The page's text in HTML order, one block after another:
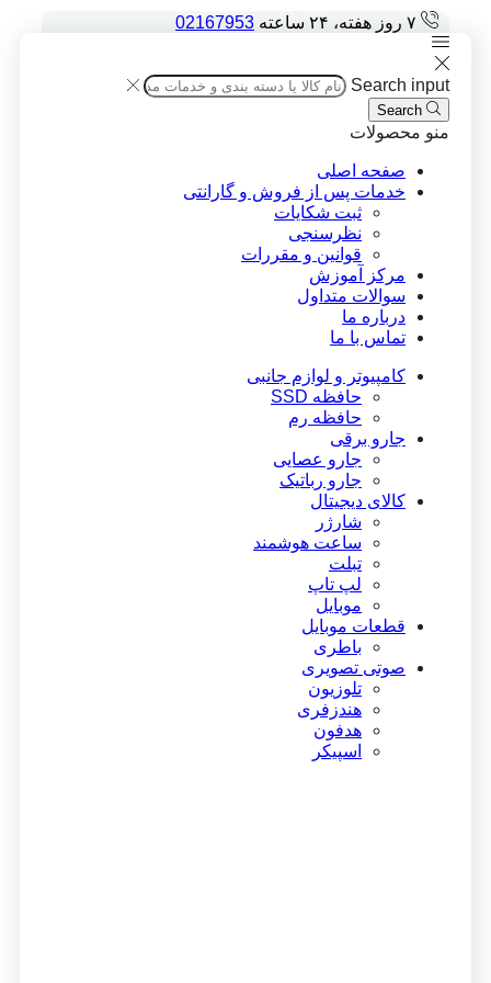
۷ روز هفته، ۲۴ ساعته 02167953
Search input
Search
منو محصولات
صفحه اصلی
خدمات پس از فروش و گارانتی
ثبت شکایات
نظرسنجی
قوانین و مقررات
مرکز آموزش
سوالات متداول
درباره ما
تماس با ما
کامپیوتر و لوازم جانبی
حافظه SSD
حافظه رم
جارو برقی
جارو عصایی
جارو رباتیک
کالای دیجیتال
شارژر
ساعت هوشمند
تبلت
لپ تاپ
موبایل
قطعات موبایل
باطری
صوتی تصویری
تلوزیون
هندزفری
هدفون
اسپیکر